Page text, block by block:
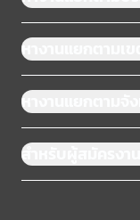
หางานแยกตามเข
หางานแยกตามจัง
สำหรับผู้สมัครงาน